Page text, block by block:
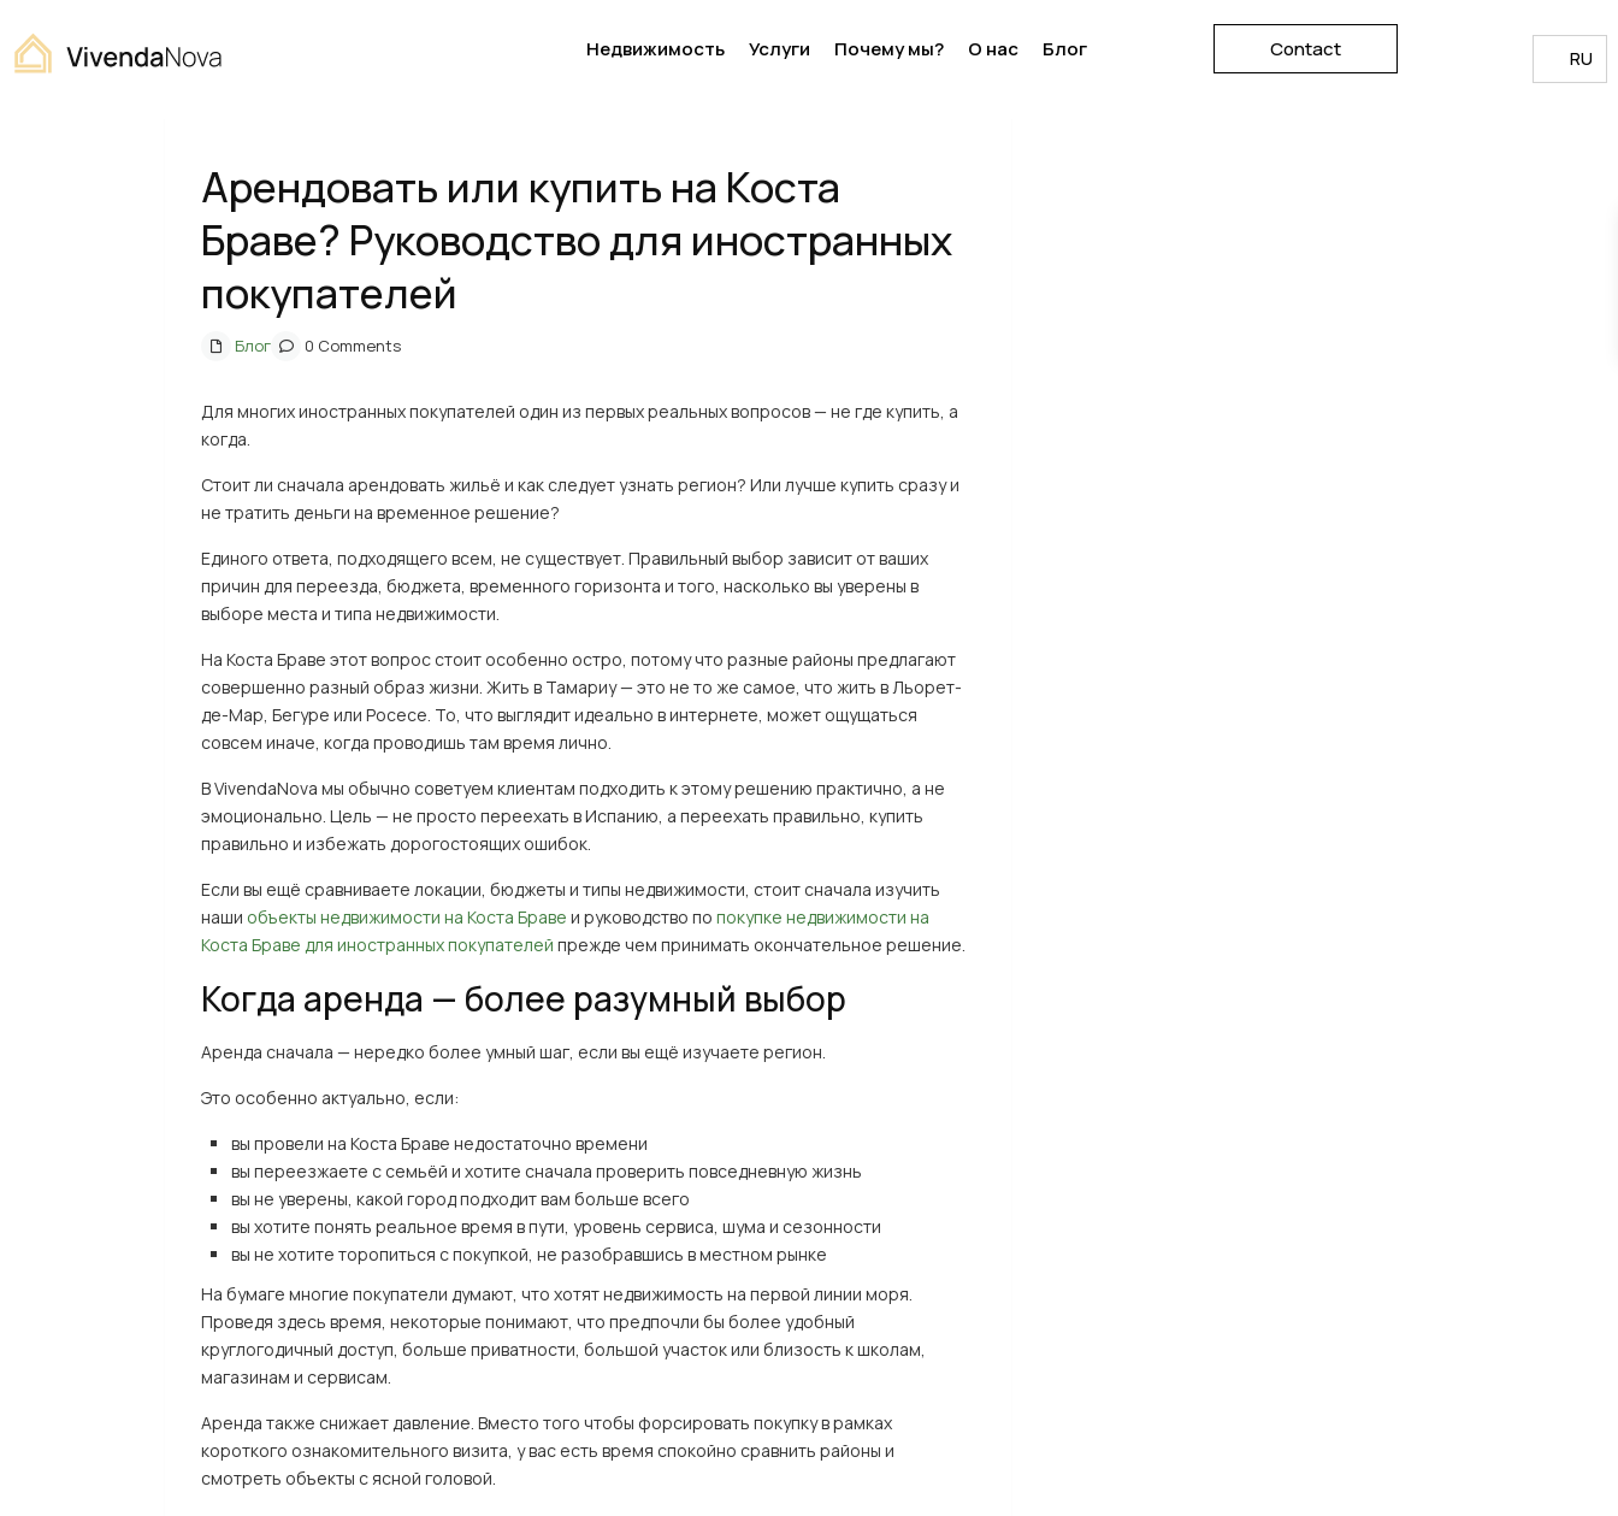
Недвижимость Услуги Почему мы? О нас Блог Contact RU
Арендовать или купить на Коста
Браве? Руководство для иностранных
покупателей
Блог 0 Comments
Для многих иностранных покупателей один из первых реальных вопросов — не где купить, а
когда.
Стоит ли сначала арендовать жильё и как следует узнать регион? Или лучше купить сразу и
не тратить деньги на временное решение?
Единого ответа, подходящего всем, не существует. Правильный выбор зависит от ваших
причин для переезда, бюджета, временного горизонта и того, насколько вы уверены в
выборе места и типа недвижимости.
На Коста Браве этот вопрос стоит особенно остро, потому что разные районы предлагают
совершенно разный образ жизни. Жить в Тамариу — это не то же самое, что жить в Льорет-
де-Мар, Бегуре или Росесе. То, что выглядит идеально в интернете, может ощущаться
совсем иначе, когда проводишь там время лично.
В VivendaNova мы обычно советуем клиентам подходить к этому решению практично, а не
эмоционально. Цель — не просто переехать в Испанию, а переехать правильно, купить
правильно и избежать дорогостоящих ошибок.
Если вы ещё сравниваете локации, бюджеты и типы недвижимости, стоит сначала изучить
наши объекты недвижимости на Коста Браве и руководство по покупке недвижимости на
Коста Браве для иностранных покупателей прежде чем принимать окончательное решение.
Когда аренда — более разумный выбор
Аренда сначала — нередко более умный шаг, если вы ещё изучаете регион.
Это особенно актуально, если:
вы провели на Коста Браве недостаточно времени
вы переезжаете с семьёй и хотите сначала проверить повседневную жизнь
вы не уверены, какой город подходит вам больше всего
вы хотите понять реальное время в пути, уровень сервиса, шума и сезонности
вы не хотите торопиться с покупкой, не разобравшись в местном рынке
На бумаге многие покупатели думают, что хотят недвижимость на первой линии моря.
Проведя здесь время, некоторые понимают, что предпочли бы более удобный
круглогодичный доступ, больше приватности, большой участок или близость к школам,
магазинам и сервисам.
Аренда также снижает давление. Вместо того чтобы форсировать покупку в рамках
короткого ознакомительного визита, у вас есть время спокойно сравнить районы и
смотреть объекты с ясной головой.